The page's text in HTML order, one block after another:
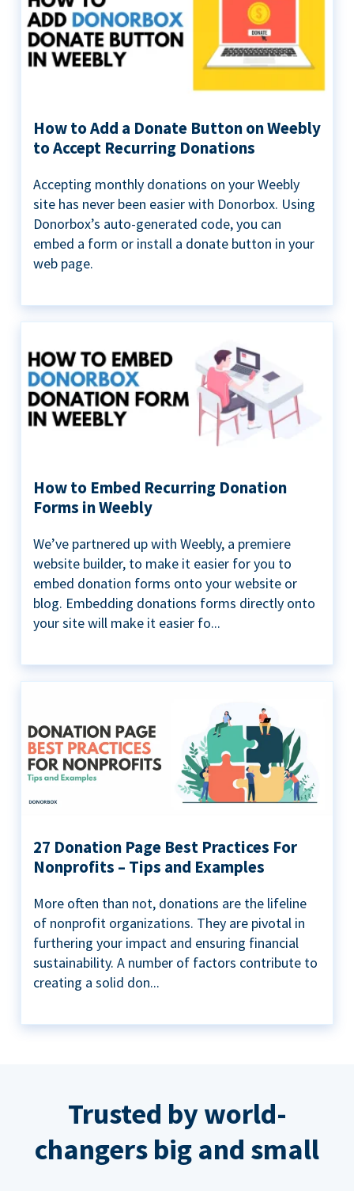
How to Add a Donate Button on Weebly
to Accept Recurring Donations
Accepting monthly donations on your Weebly
site has never been easier with Donorbox. Using
Donorbox’s auto-generated code, you can
embed a form or install a donate button in your
web page.
How to Embed Recurring Donation
Forms in Weebly
We’ve partnered up with Weebly, a premiere
website builder, to make it easier for you to
embed donation forms onto your website or
blog. Embedding donations forms directly onto
your site will make it easier fo...
27 Donation Page Best Practices For
Nonprofits – Tips and Examples
More often than not, donations are the lifeline
of nonprofit organizations. They are pivotal in
furthering your impact and ensuring financial
sustainability. A number of factors contribute to
creating a solid don...
Trusted by world-
changers big and small